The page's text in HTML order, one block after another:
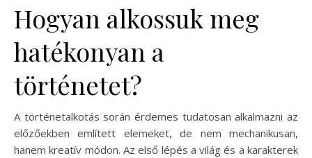
Hogyan alkossuk meg
hatékonyan a
történetet?
A történetalkotás során érdemes tudatosan alkalmazni az
előzőekben említett elemeket, de nem mechanikusan,
hanem kreatív módon. Az első lépés a világ és a karakterek